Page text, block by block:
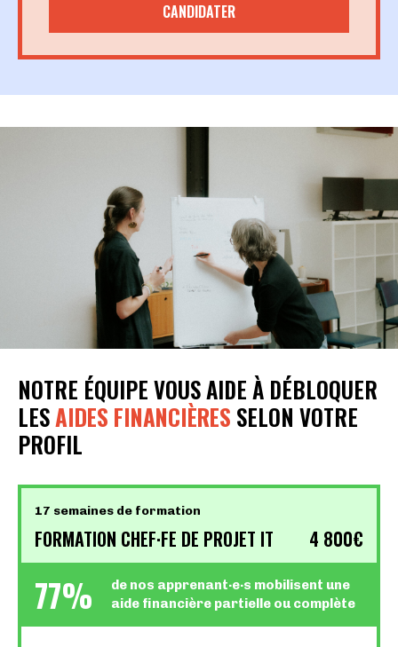
CANDIDATER
NOTRE ÉQUIPE VOUS AIDE À DÉBLOQUER
LESAIDES FINANCIÈRES SELON VOTRE
PROFIL
17 semaines de formation
FORMATION CHEF·FE DE PROJET IT 4 800€
77%
de nos apprenant·e·s mobilisent une
aide financière partielle ou complète